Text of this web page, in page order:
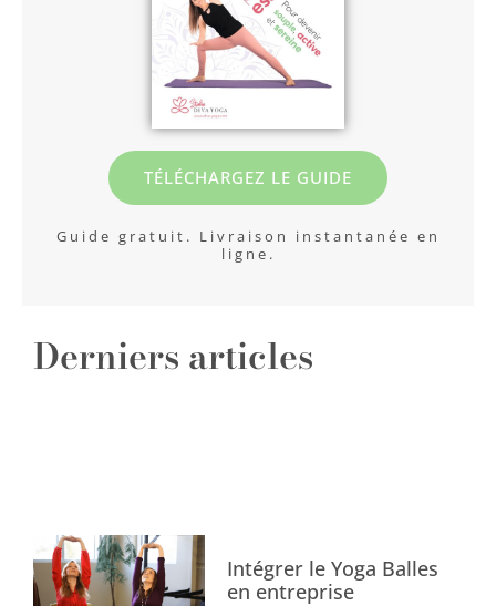
TÉLÉCHARGEZ LE GUIDE
Guide gratuit. Livraison instantanée en
ligne.
Derniers articles
Intégrer le Yoga Balles
en entreprise